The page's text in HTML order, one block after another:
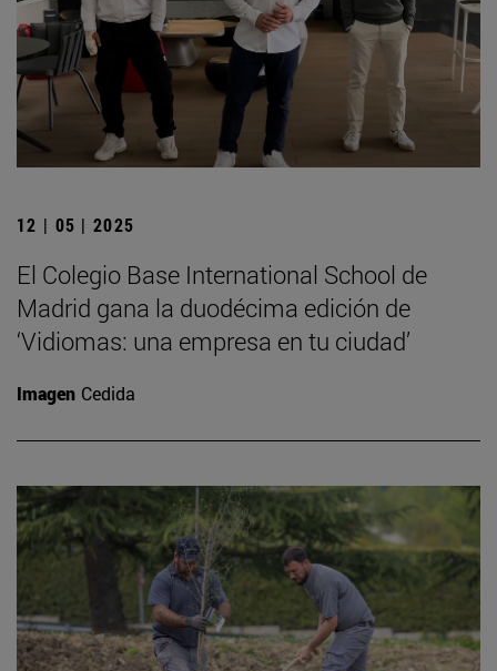
12 | 05 | 2025
El Colegio Base International School de
Madrid gana la duodécima edición de
‘Vidiomas: una empresa en tu ciudad’
Imagen Cedida